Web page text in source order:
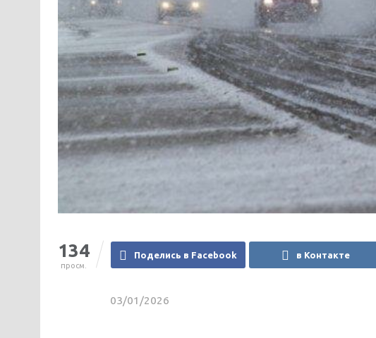
134
просм.
Поделись в Facebook в Контакте
03/01/2026